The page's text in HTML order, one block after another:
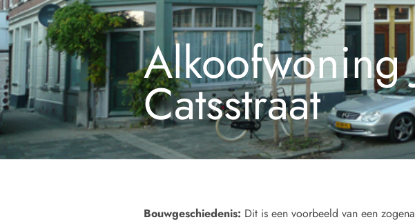
Alkoofwoning
Catsstraat
Bouwgeschiedenis: Dit is een voorbeeld van een